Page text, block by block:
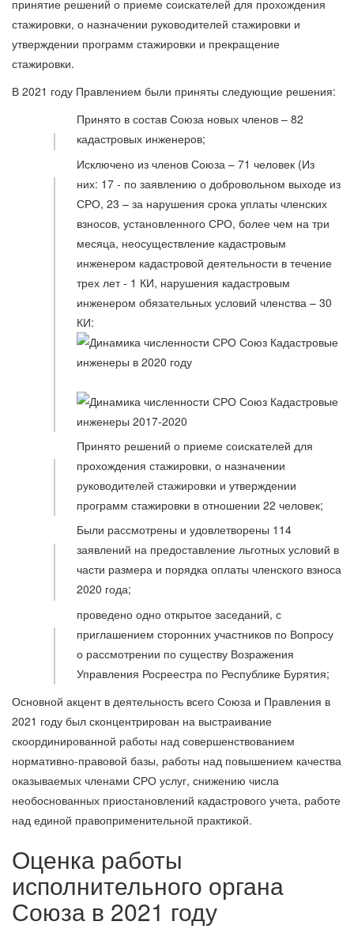
принятие решений о приеме соискателей для прохождения
стажировки, о назначении руководителей стажировки и
утверждении программ стажировки и прекращение
стажировки.
В 2021 году Правлением были приняты следующие решения:
Принято в состав Союза новых членов – 82
кадастровых инженеров;
Исключено из членов Союза – 71 человек (Из
них: 17 - по заявлению о добровольном выходе из
СРО, 23 – за нарушения срока уплаты членских
взносов, установленного СРО, более чем на три
месяца, неосуществление кадастровым
инженером кадастровой деятельности в течение
трех лет - 1 КИ, нарушения кадастровым
инженером обязательных условий членства – 30
КИ:
Принято решений о приеме соискателей для
прохождения стажировки, о назначении
руководителей стажировки и утверждении
программ стажировки в отношении 22 человек;
Были рассмотрены и удовлетворены 114
заявлений на предоставление льготных условий в
части размера и порядка оплаты членского взноса
2020 года;
проведено одно открытое заседаний, с
приглашением сторонних участников по Вопросу
о рассмотрении по существу Возражения
Управления Росреестра по Республике Бурятия;
Основной акцент в деятельность всего Союза и Правления в
2021 году был сконцентрирован на выстраивание
скоординированной работы над совершенствованием
нормативно-правовой базы, работы над повышением качества
оказываемых членами СРО услуг, снижению числа
необоснованных приостановлений кадастрового учета, работе
над единой правоприменительной практикой.
Оценка работы
исполнительного органа
Союза в 2021 году